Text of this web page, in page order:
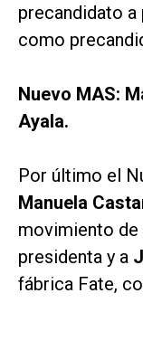
precandidato a
como
Nuevo MAS:
Ayala.
Por último el
Manuela
movimiento de
presidenta y a
fábrica Fate,